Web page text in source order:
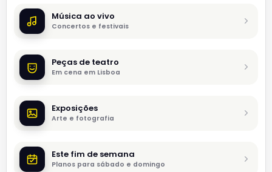
Música ao vivo
Concertos e festivais
Peças de teatro
Em cena em Lisboa
Exposições
Arte e fotografia
Este fim de semana
Planos para sábado e domingo